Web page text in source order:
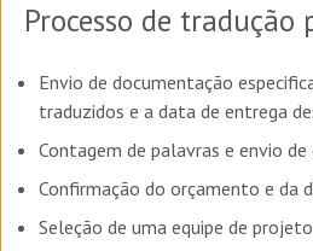
Processo de tradução
Envio de documentação
traduzidos e a data de entrega
Contagem de palavras e envio
Confirmação do orçamento e da
Seleção de uma equipe de